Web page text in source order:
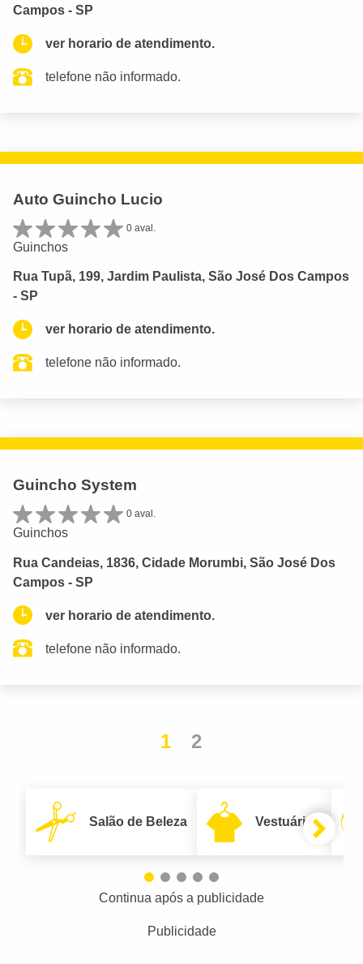
Campos - SP
ver horario de atendimento.
telefone não informado.
Auto Guincho Lucio
0 aval.
Guinchos
Rua Tupã, 199, Jardim Paulista, São José Dos Campos
- SP
ver horario de atendimento.
telefone não informado.
Guincho System
0 aval.
Guinchos
Rua Candeias, 1836, Cidade Morumbi, São José Dos
Campos - SP
ver horario de atendimento.
telefone não informado.
1 2
Salão de Beleza Vestuário
Continua após a publicidade
Publicidade